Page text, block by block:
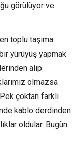
görülüyor ve
toplu taşıma
yürüyüş yapmak
alıp
olmazsa
çoktan farklı
kablo derdinden
oldular. Bugün